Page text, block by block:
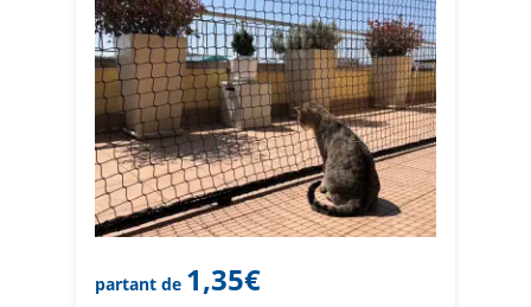
partant de 1,35€